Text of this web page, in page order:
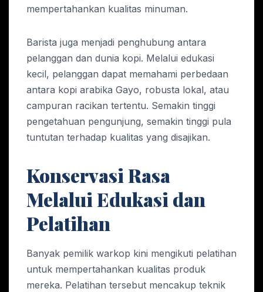
mempertahankan kualitas minuman.
Barista juga menjadi penghubung antara
pelanggan dan dunia kopi. Melalui edukasi
kecil, pelanggan dapat memahami perbedaan
antara kopi arabika Gayo, robusta lokal, atau
campuran racikan tertentu. Semakin tinggi
pengetahuan pengunjung, semakin tinggi pula
tuntutan terhadap kualitas yang disajikan.
Konservasi Rasa
Melalui Edukasi dan
Pelatihan
Banyak pemilik warkop kini mengikuti pelatihan
untuk mempertahankan kualitas produk
mereka. Pelatihan tersebut mencakup teknik